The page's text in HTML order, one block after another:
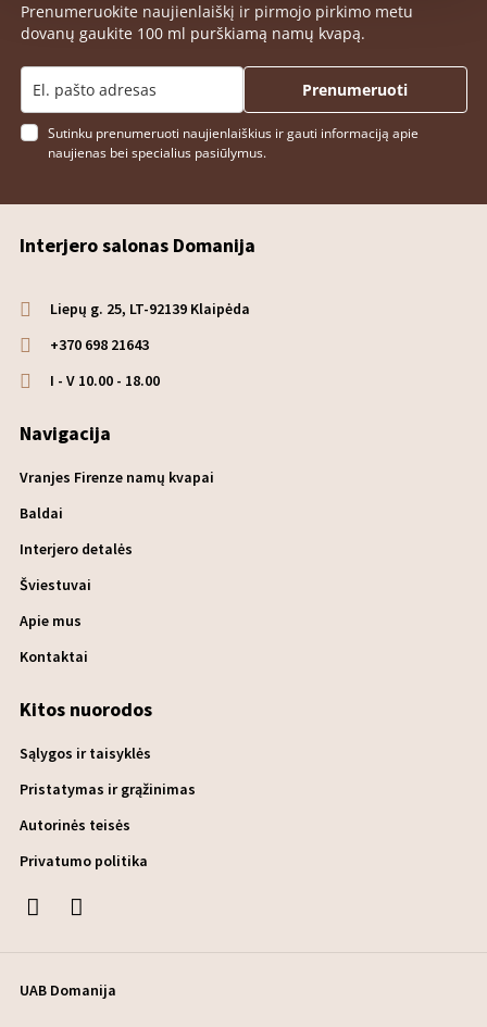
Prenumeruokite naujienlaiškį ir pirmojo pirkimo metu
dovanų gaukite 100 ml purškiamą namų kvapą.
Sutinku prenumeruoti naujienlaiškius ir gauti informaciją apie
naujienas bei specialius pasiūlymus.
Prenumeruoti
Interjero salonas Domanija
Liepų g. 25, LT-92139 Klaipėda
+370 698 21643
I - V 10.00 - 18.00
Navigacija
Vranjes Firenze namų kvapai
Baldai
Interjero detalės
Šviestuvai
Apie mus
Kontaktai
Kitos nuorodos
Sąlygos ir taisyklės
Pristatymas ir grąžinimas
Autorinės teisės
Privatumo politika
UAB Domanija